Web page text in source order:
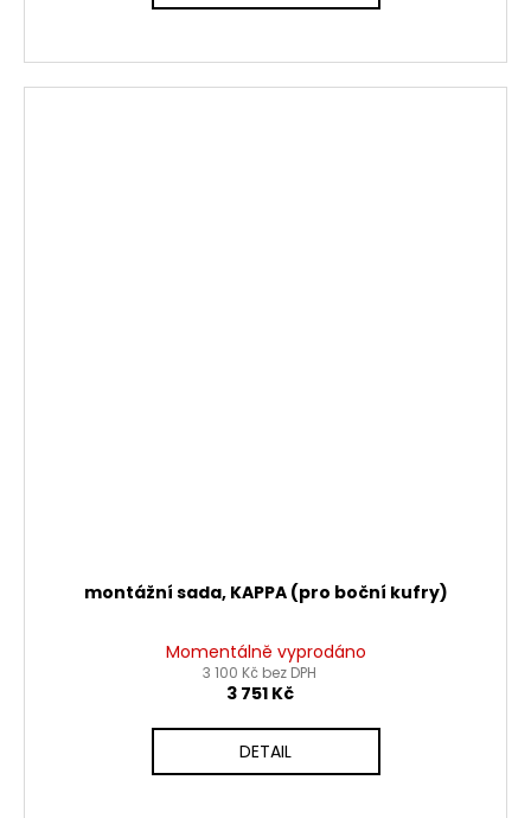
montážní sada, KAPPA (pro boční kufry)
Momentálně vyprodáno
3 100 Kč bez DPH
3 751 Kč
DETAIL